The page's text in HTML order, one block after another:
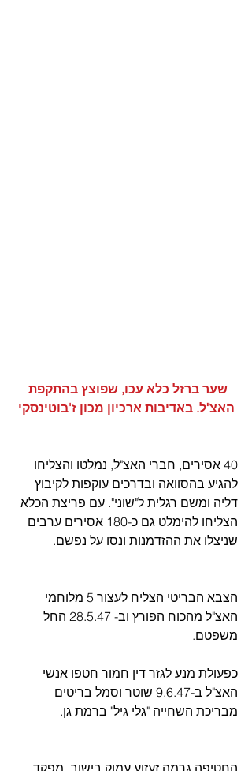
שער ברזל כלא עכו, שפוצץ בהתקפת
האצ"ל. באדיבות ארכיון מכון ז'בוטינסקי
40 אסירים, חברי האצ"ל, נמלטו והצליחו
להגיע בהסוואה ובדרכים עוקפות לקיבוץ
דליה ומשם רגלית ל"שוני". עם פריצת הכלא
הצליחו להימלט גם כ-180 אסירים ערבים
שניצלו את ההזדמנות ונסו על נפשם.
הצבא הבריטי הצליח לעצור 5 מלוחמי
האצ"ל מהכוח הפורץ וב- 28.5.47 החל
משפטם.
כפעולת מנע לגזר דין חמור חטפו אנשי
האצ"ל ב-9.6.47 שוטר וסמל בריטים
מבריכת השחייה "גלי גיל" ברמת גן.
החטיפה גרמה זעזוע עמוק בישוב. מפקד